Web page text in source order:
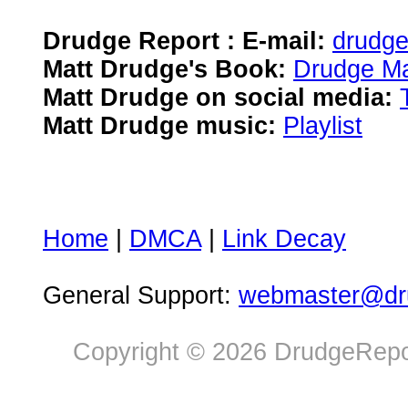
Drudge Report : E-mail:
Matt Drudge's Book: Drudge
Matt Drudge on social media:
Matt Drudge music: Playlist
Home DMCA| Link Decay
General Support:
Copyright © 2026